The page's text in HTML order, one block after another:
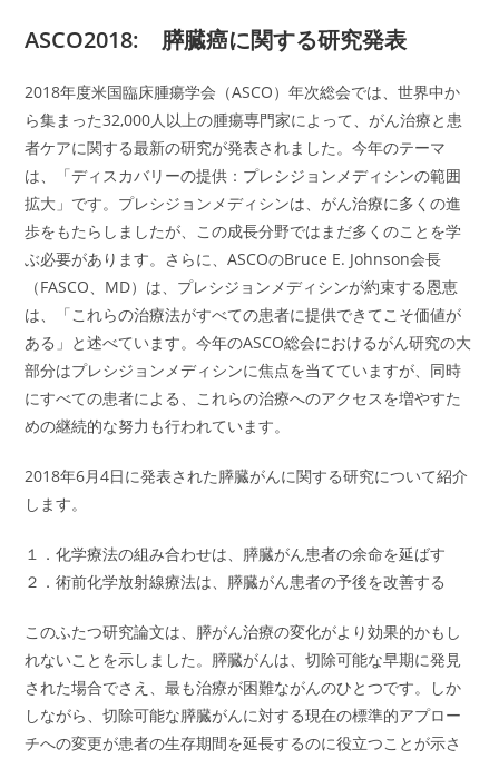
ASCO2018: 膵臓癌に関する研究発表
2018年度米国臨床腫瘍学会（ASCO）年次総会では、世界中か
ら集まった32,000人以上の腫瘍専門家によって、がん治療と患
者ケアに関する最新の研究が発表されました。今年のテーマ
は、「ディスカバリーの提供：プレシジョンメディシンの範囲
拡大」です。プレシジョンメディシンは、がん治療に多くの進
歩をもたらしましたが、この成長分野ではまだ多くのことを学
ぶ必要があります。さらに、ASCOのBruce E. Johnson会長
（FASCO、MD）は、プレシジョンメディシンが約束する恩恵
は、「これらの治療法がすべての患者に提供できてこそ価値が
ある」と述べています。今年のASCO総会におけるがん研究の大
部分はプレシジョンメディシンに焦点を当てていますが、同時
にすべての患者による、これらの治療へのアクセスを増やすた
めの継続的な努力も行われています。
2018年6月4日に発表された膵臓がんに関する研究について紹介
します。
１．化学療法の組み合わせは、膵臓がん患者の余命を延ばす
２．術前化学放射線療法は、膵臓がん患者の予後を改善する
このふたつ研究論文は、膵がん治療の変化がより効果的かもし
れないことを示しました。膵臓がんは、切除可能な早期に発見
された場合でさえ、最も治療が困難ながんのひとつです。しか
しながら、切除可能な膵臓がんに対する現在の標準的アプロー
チへの変更が患者の生存期間を延長するのに役立つことが示さ